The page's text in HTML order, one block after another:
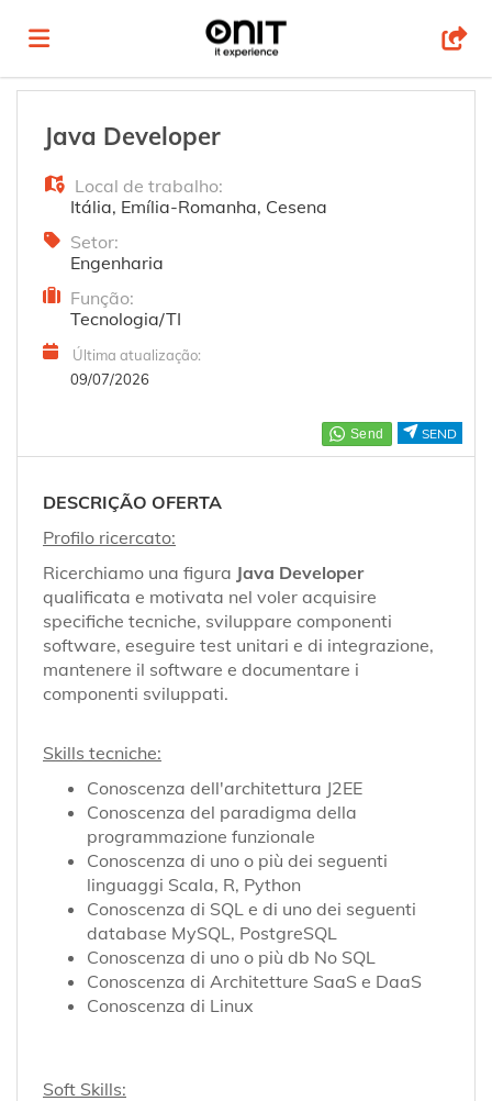
inicial
Ofertas
de
emprego
Regista-
te
Iniciar
EN
FR
IT
ES
PT
SEND
Java Developer
Local de trabalho:
Itália, Emília-Romanha, Cesena
Setor:
Engenharia
Função:
Tecnologia/TI
Última atualização:
09/07/2026
DESCRIÇÃO OFERTA
Profilo ricercato:
Ricerchiamo una figura Java Developer
qualificata e motivata nel voler acquisire
specifiche tecniche, sviluppare componenti
software, eseguire test unitari e di integrazione,
mantenere il software e documentare i
componenti sviluppati.
Skills tecniche:
Conoscenza dell'architettura J2EE
Conoscenza del paradigma della
programmazione funzionale
Conoscenza di uno o più dei seguenti
linguaggi Scala, R, Python
Conoscenza di SQL e di uno dei seguenti
database MySQL, PostgreSQL
Conoscenza di uno o più db No SQL
Conoscenza di Architetture SaaS e DaaS
Conoscenza di Linux
Soft Skills: